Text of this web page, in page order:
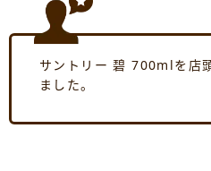
サントリー 碧 700mlを店
ました。